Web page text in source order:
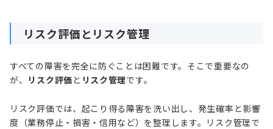
リスク評価とリスク管理
すべての障害を完全に防ぐことは困難です。そこで重要なの
が、
リスク評価と リスク管理です。
リスク評価では、起こり得る障害を洗い出し、発生確率と影響
度（業務停止・損害・信用など）を整理します。リスク管理で